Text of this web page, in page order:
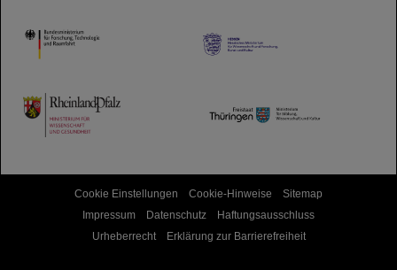
HMWK
TMWWDG
Cookie Einstellungen Cookie-Hinweise
Sitemap
Impressum
Datenschutz
Haftungsausschluss
Urheberrecht
Erklärung zur Barrierefreiheit